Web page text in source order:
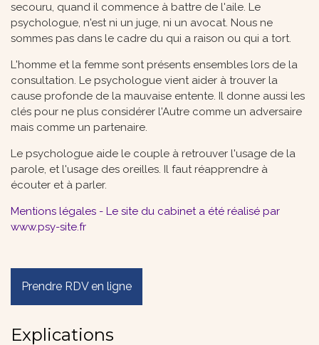
secouru, quand il commence à battre de l'aile. Le
psychologue, n'est ni un juge, ni un avocat. Nous ne
sommes pas dans le cadre du qui a raison ou qui a tort.
L'homme et la femme sont présents ensembles lors de la
consultation. Le psychologue vient aider à trouver la
cause profonde de la mauvaise entente. Il donne aussi les
clés pour ne plus considérer l'Autre comme un adversaire
mais comme un partenaire.
Le psychologue aide le couple à retrouver l'usage de la
parole, et l'usage des oreilles. Il faut réapprendre à
écouter et à parler.
Mentions légales - Le site du cabinet a été réalisé par
www.psy-site.fr
Prendre RDV en ligne
Explications